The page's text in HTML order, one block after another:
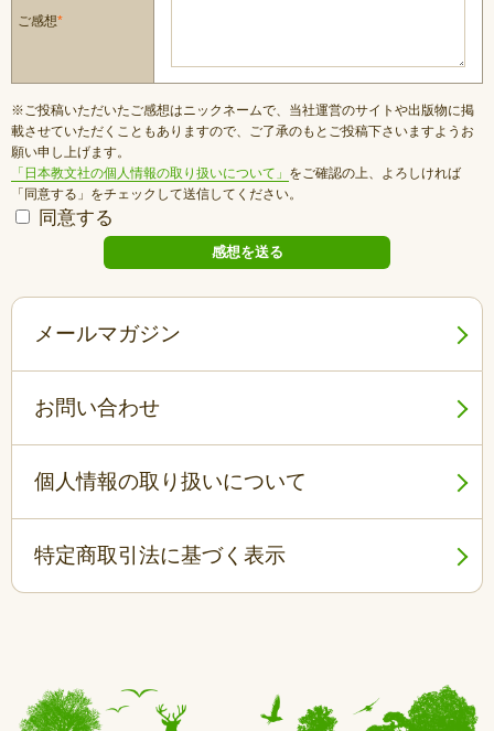
ご感想*
※ご投稿いただいたご感想はニックネームで、当社運営のサイトや出版物に掲
載させていただくこともありますので、ご了承のもとご投稿下さいますようお
願い申し上げます。
「日本教文社の個人情報の取り扱いについて」 をご確認の上、よろしければ
「同意する」をチェックして送信してください。
同意する
メールマガジン
お問い合わせ
個人情報の取り扱いについて
特定商取引法に基づく表示